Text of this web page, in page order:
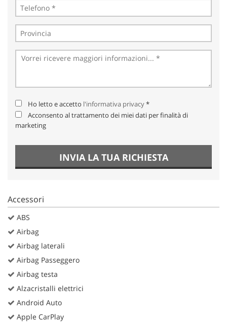
Ho letto e accetto l'informativa privacy*
Acconsento al trattamento dei miei dati per finalità di
marketing
INVIA LA TUA RICHIESTA
Accessori
ABS
Airbag
Airbag laterali
Airbag Passeggero
Airbag testa
Alzacristalli elettrici
Android Auto
Apple CarPlay